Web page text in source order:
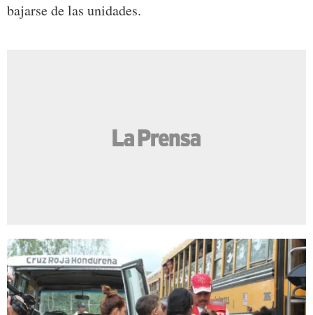
bajarse de las unidades.